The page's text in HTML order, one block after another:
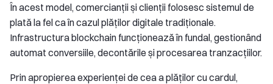
În acest model, comercianții și clienții folosesc sistemul de
plată la fel ca în cazul plăților digitale tradiționale.
Infrastructura blockchain funcționează în fundal, gestionând
automat conversiile, decontările și procesarea tranzacțiilor.
Prin apropierea experienței de cea a plăților cu cardul,